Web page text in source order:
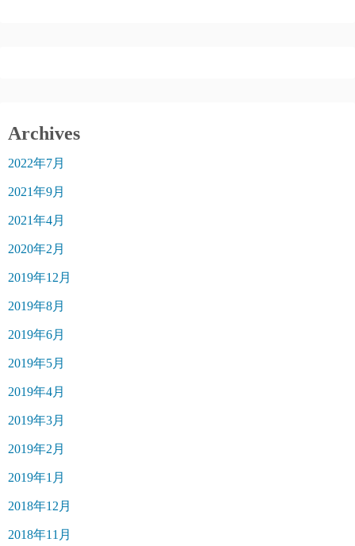
Archives
2022年7月
2021年9月
2021年4月
2020年2月
2019年12月
2019年8月
2019年6月
2019年5月
2019年4月
2019年3月
2019年2月
2019年1月
2018年12月
2018年11月